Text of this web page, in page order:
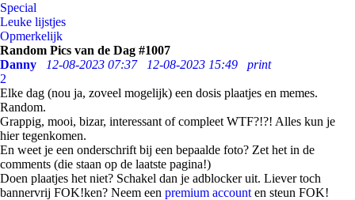
Special
Leuke lijstjes
Opmerkelijk
Random Pics van de Dag #1007
Danny
12-08-2023 07:37 12-08-2023 15:49
print
2
Elke dag (nou ja, zoveel mogelijk) een dosis plaatjes en memes.
Random.
Grappig, mooi, bizar, interessant of compleet WTF?!?! Alles kun je
hier tegenkomen.
En weet je een onderschrift bij een bepaalde foto? Zet het in de
comments (die staan op de laatste pagina!)
Doen plaatjes het niet? Schakel dan je adblocker uit. Liever toch
bannervrij FOK!ken? Neem een premium account en steun FOK!